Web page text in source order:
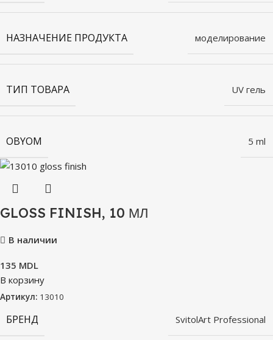
НАЗНАЧЕНИЕ ПРОДУКТА моделирование
ТИП ТОВАРА UV гель
OBYOM 5 ml
GLOSS FINISH, 10 МЛ
В наличии
135 MDL
В корзину
Артикул: 13010
БРЕНД SvitolArt Professional